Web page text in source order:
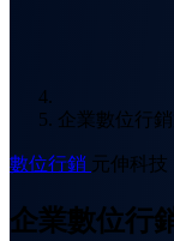
企業數位行
數位行銷 元伸科技
企業數位行